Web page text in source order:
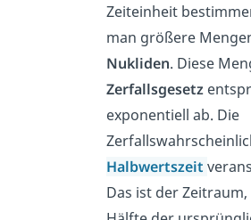
Zeiteinheit
man größere
Nukliden. Diese
Zerfallsgesetz
exponentiell ab. Die
Halbwertszeit
Das ist der